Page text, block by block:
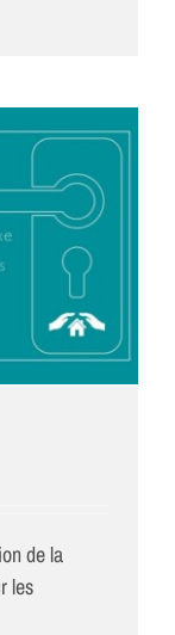
de la
les